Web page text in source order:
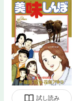
試し読み